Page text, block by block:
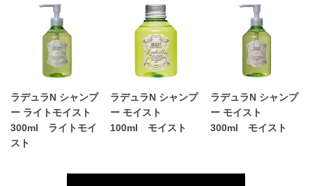
ラデュラN シャンプ
ー ライトモイスト
300ml ライトモイ
スト
ラデュラN シャンプ
ー モイスト
100ml モイスト
ラデュラN シャンプ
ー モイスト
300ml モイスト